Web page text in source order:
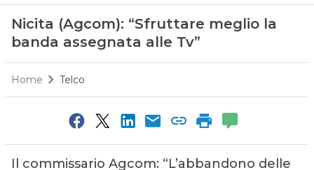
Nicita (Agcom): “Sfruttare meglio la
banda assegnata alle Tv”
Home Telco
Il commissario Agcom: “L’abbandono delle